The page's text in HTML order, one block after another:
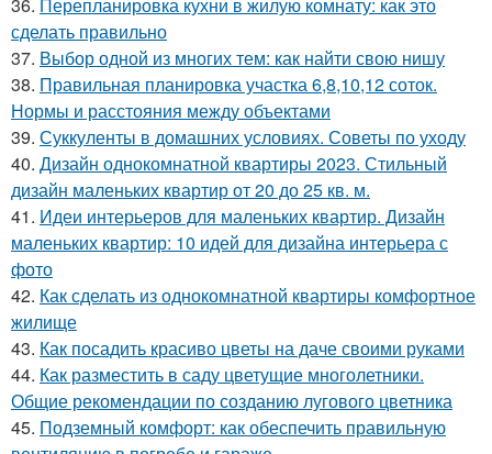
сделать правильно
37. Выбор одной из многих тем: как найти свою нишу
38. Правильная планировка участка 6,8,10,12 соток.
Нормы и расстояния между объектами
39. Суккуленты в домашних условиях. Советы по уходу
40. Дизайн однокомнатной квартиры 2023. Стильный
дизайн маленьких квартир от 20 до 25 кв. м.
41. Идеи интерьеров для маленьких квартир. Дизайн
маленьких квартир: 10 идей для дизайна интерьера с
фото
42. Как сделать из однокомнатной квартиры комфортное
жилище
43. Как посадить красиво цветы на даче своими руками
44. Как разместить в саду цветущие многолетники.
Общие рекомендации по созданию лугового цветника
45. Подземный комфорт: как обеспечить правильную